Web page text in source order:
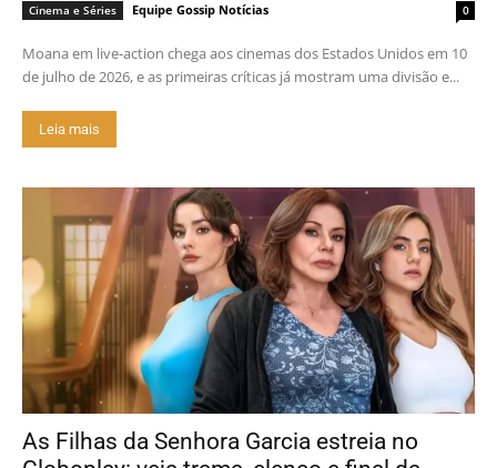
Cinema e Séries Equipe Gossip Notícias 0
Moana em live-action chega aos cinemas dos Estados Unidos em 10
de julho de 2026, e as primeiras críticas já mostram uma divisão e...
Leia mais
As Filhas da Senhora Garcia estreia no